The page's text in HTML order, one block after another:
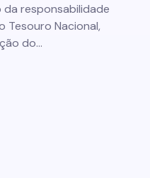
da responsabilidade
Tesouro Nacional,
do…